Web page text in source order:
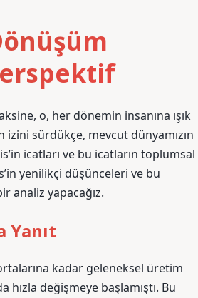
o, her dönemin insanına ışık
sürdükçe, mevcut dünyamızın
icatları ve bu icatların toplumsal
yenilikçi düşünceleri ve bu
analiz yapacağız.
Yanıt
kadar geleneksel üretim
değişmeye başlamıştı. Bu